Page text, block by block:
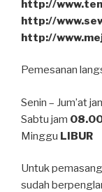
http://
http://
http://
Pemesanan
Senin – Jum’at
Sabtu jam
Minggu LIBUR
Untuk
sudah